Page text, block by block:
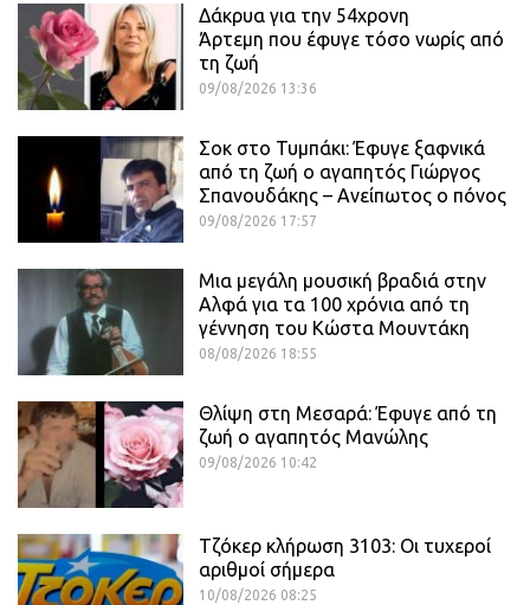
Δάκρυα για την 54χρονη
Άρτεμη που έφυγε τόσο νωρίς από
τη ζωή
09/08/2026 13:36
Σοκ στο Τυμπάκι: Έφυγε ξαφνικά
από τη ζωή ο αγαπητός Γιώργος
Σπανουδάκης – Ανείπωτος ο πόνος
09/08/2026 17:57
Μια μεγάλη μουσική βραδιά στην
Αλφά για τα 100 χρόνια από τη
γέννηση του Κώστα Μουντάκη
08/08/2026 18:55
Θλίψη στη Μεσαρά: Έφυγε από τη
ζωή ο αγαπητός Μανώλης
09/08/2026 10:42
Τζόκερ κλήρωση 3103: Οι τυχεροί
αριθμοί σήμερα
10/08/2026 08:25